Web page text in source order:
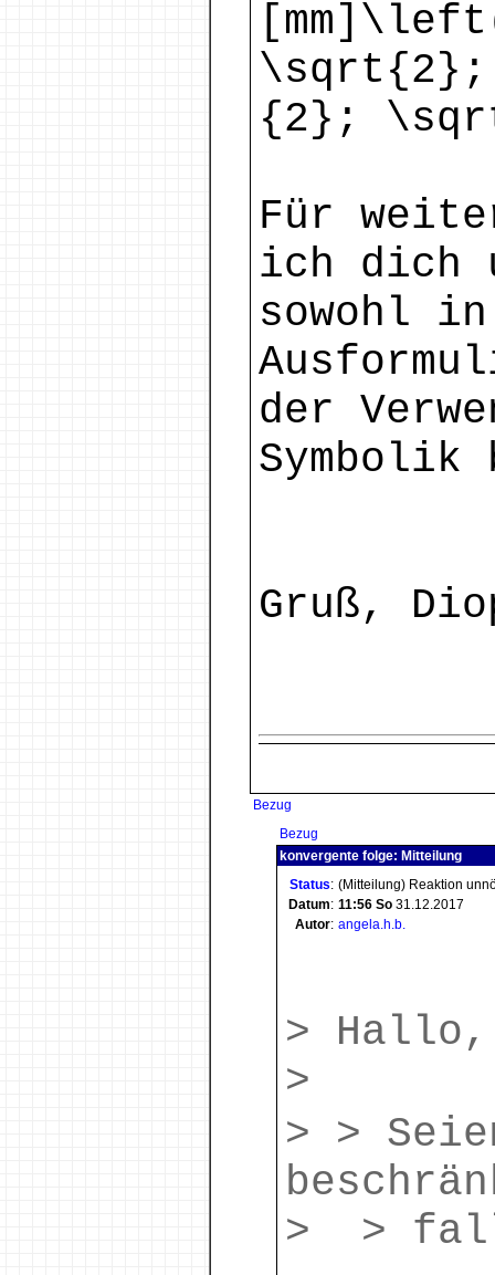
{2};
Für
ich dich
sowohl
der
Gruß,
Bezug
Bezug
konvergente folge: Mitteilung
Status: (Mitteilung) Reaktion
Datum: 11:56 So 31.12.2017
Autor: angela.h.b.
> Hallo,
>
> >
> >